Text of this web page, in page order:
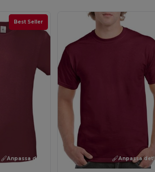
Best Seller
Anpassa det! Anpassa det!